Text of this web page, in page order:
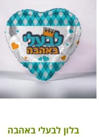
בלון לבעלי באהבה